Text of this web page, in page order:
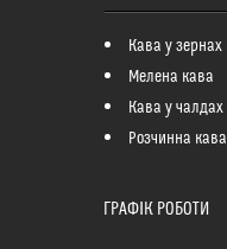
Кава у зернах
Мелена кава
Кава у чалдах
Розчинна кава
ГРАФІК РОБОТИ